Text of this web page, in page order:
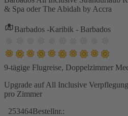
& Spa oder The Abidah by Accra
Barbados -Karibik - Barbados
9-tägige Flugreise, Doppelzimmer
Upgrade auf All Inclusive
pro Zimmer
253464Bestellnr.: